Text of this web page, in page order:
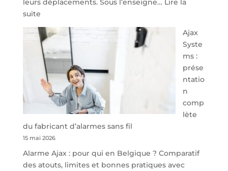
leurs déplacements. Sous l’enseigne… Lire la
suite:
À
40
minutes
de
Namur,
Steveny
Park
redessine
de
parking
sécurisé
à
Ajax
Syste
ms :
prése
ntatio
n
comp
lète
du fabricant d’alarmes sans fil
15 mai 2026
Alarme Ajax : pour qui en Belgique ? Comparatif
des atouts, limites et bonnes pratiques avec